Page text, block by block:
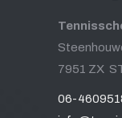
7951 ZX
06-